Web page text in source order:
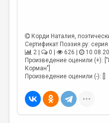
ЭССЕИСТИКА
ЛИТЕРАТУРОВЕДЕНИЕ
КУЛЬТУРОВЕДЕНИЕ
ПУБЛИЦИСТИКА
РЕЦЕНЗИРОВАНИЕ
Корди Наталия,
Сертификат Поэзия.ру:
2 |
0 | 626 |
Произведение оценили (+):
Корман"]
Произведение оценили (-): []